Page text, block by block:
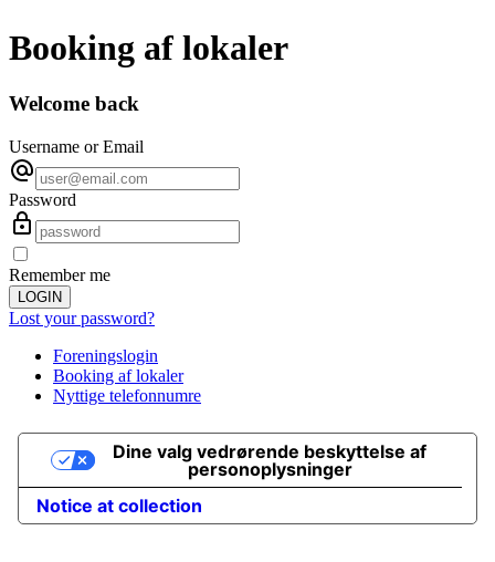
Booking af lokaler
Welcome back
Username or Email
Password
Remember me
LOGIN
Lost your password?
Foreningslogin
Booking af lokaler
Nyttige telefonnumre
Notice at collection
Dine valg vedrørende beskyttelse af
personoplysninger